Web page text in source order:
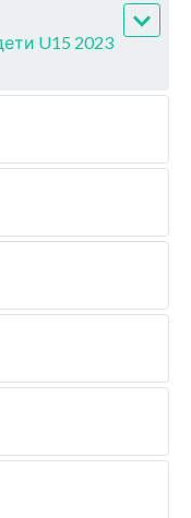
U15 2023